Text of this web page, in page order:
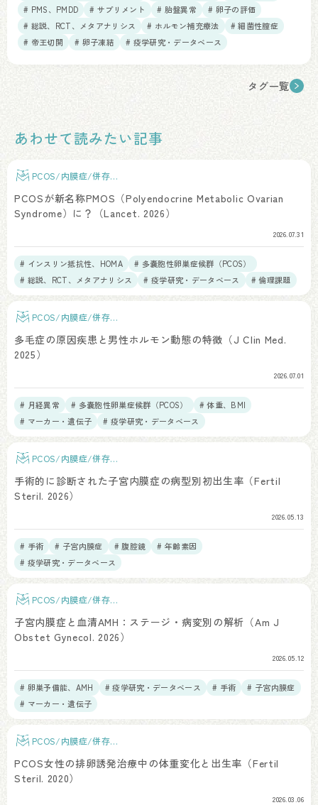
# PMS、PMDD # サプリメント # 胎盤異常
# 卵子の評価
# 総説、RCT、メタアナリシス
# ホルモン補充療法
# 細菌性膣症
# 帝王切開
# 卵子凍結 # 疫学研究・データベース
タグ一覧
あわせて読みたい記事
PCOS/内膜症/併存疾
PCOSが新名称PMOS（Polyendocrine Metabolic Ovarian
Syndrome）に？（Lancet. 2026）
2026.07.31
# インスリン抵抗性、HOMA
# 多嚢胞性卵巣症候群（PCOS）
# 総説、RCT、メタアナリシス
# 疫学研究・データベース # 倫理課題
PCOS/内膜症/併存疾
多毛症の原因疾患と男性ホルモン動態の特徴（J Clin Med.
2025）
2026.07.01
# 月経異常 # 多嚢胞性卵巣症候群（PCOS）
# 体重、BMI
# マーカー・遺伝子
# 疫学研究・データベース
PCOS/内膜症/併存疾
手術的に診断された子宮内膜症の病型別初出生率（Fertil
Steril. 2026）
2026.05.13
# 手術 # 子宮内膜症 # 腹腔鏡
# 年齢素因
# 疫学研究・データベース
PCOS/内膜症/併存疾
子宮内膜症と血清AMH：ステージ・病変別の解析（Am J
Obstet Gynecol. 2026）
2026.05.12
# 卵巣予備能、AMH # 疫学研究・データベース # 手術
# 子宮内膜症
# マーカー・遺伝子
PCOS/内膜症/併存疾
PCOS女性の排卵誘発治療中の体重変化と出生率（Fertil
Steril. 2020）
2026.03.06